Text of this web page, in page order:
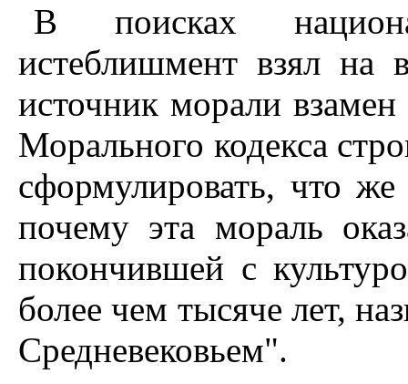
В поисках
истеблишмент взял на
источник морали
Морального кодекса
сформулировать, что
почему эта мораль
покончившей с
более чем тысяче лет,
Средневековьем".